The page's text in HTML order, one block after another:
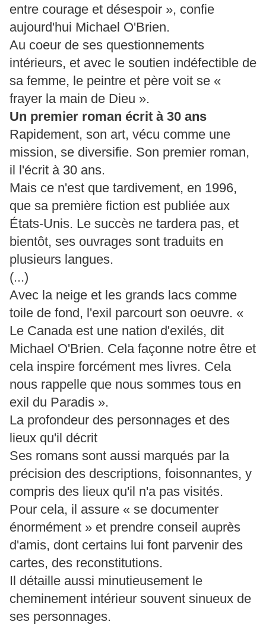
entre courage et désespoir », confie
aujourd'hui Michael O'Brien.
Au coeur de ses questionnements
intérieurs, et avec le soutien indéfectible de
sa femme, le peintre et père voit se «
frayer la main de Dieu ».
Un premier roman écrit à 30 ans
Rapidement, son art, vécu comme une
mission, se diversifie. Son premier roman,
il l'écrit à 30 ans.
Mais ce n'est que tardivement, en 1996,
que sa première fiction est publiée aux
États-Unis. Le succès ne tardera pas, et
bientôt, ses ouvrages sont traduits en
plusieurs langues.
(...)
Avec la neige et les grands lacs comme
toile de fond, l'exil parcourt son oeuvre. «
Le Canada est une nation d'exilés, dit
Michael O'Brien. Cela façonne notre être et
cela inspire forcément mes livres. Cela
nous rappelle que nous sommes tous en
exil du Paradis ».
La profondeur des personnages et des
lieux qu'il décrit
Ses romans sont aussi marqués par la
précision des descriptions, foisonnantes, y
compris des lieux qu'il n'a pas visités.
Pour cela, il assure « se documenter
énormément » et prendre conseil auprès
d'amis, dont certains lui font parvenir des
cartes, des reconstitutions.
Il détaille aussi minutieusement le
cheminement intérieur souvent sinueux de
ses personnages.